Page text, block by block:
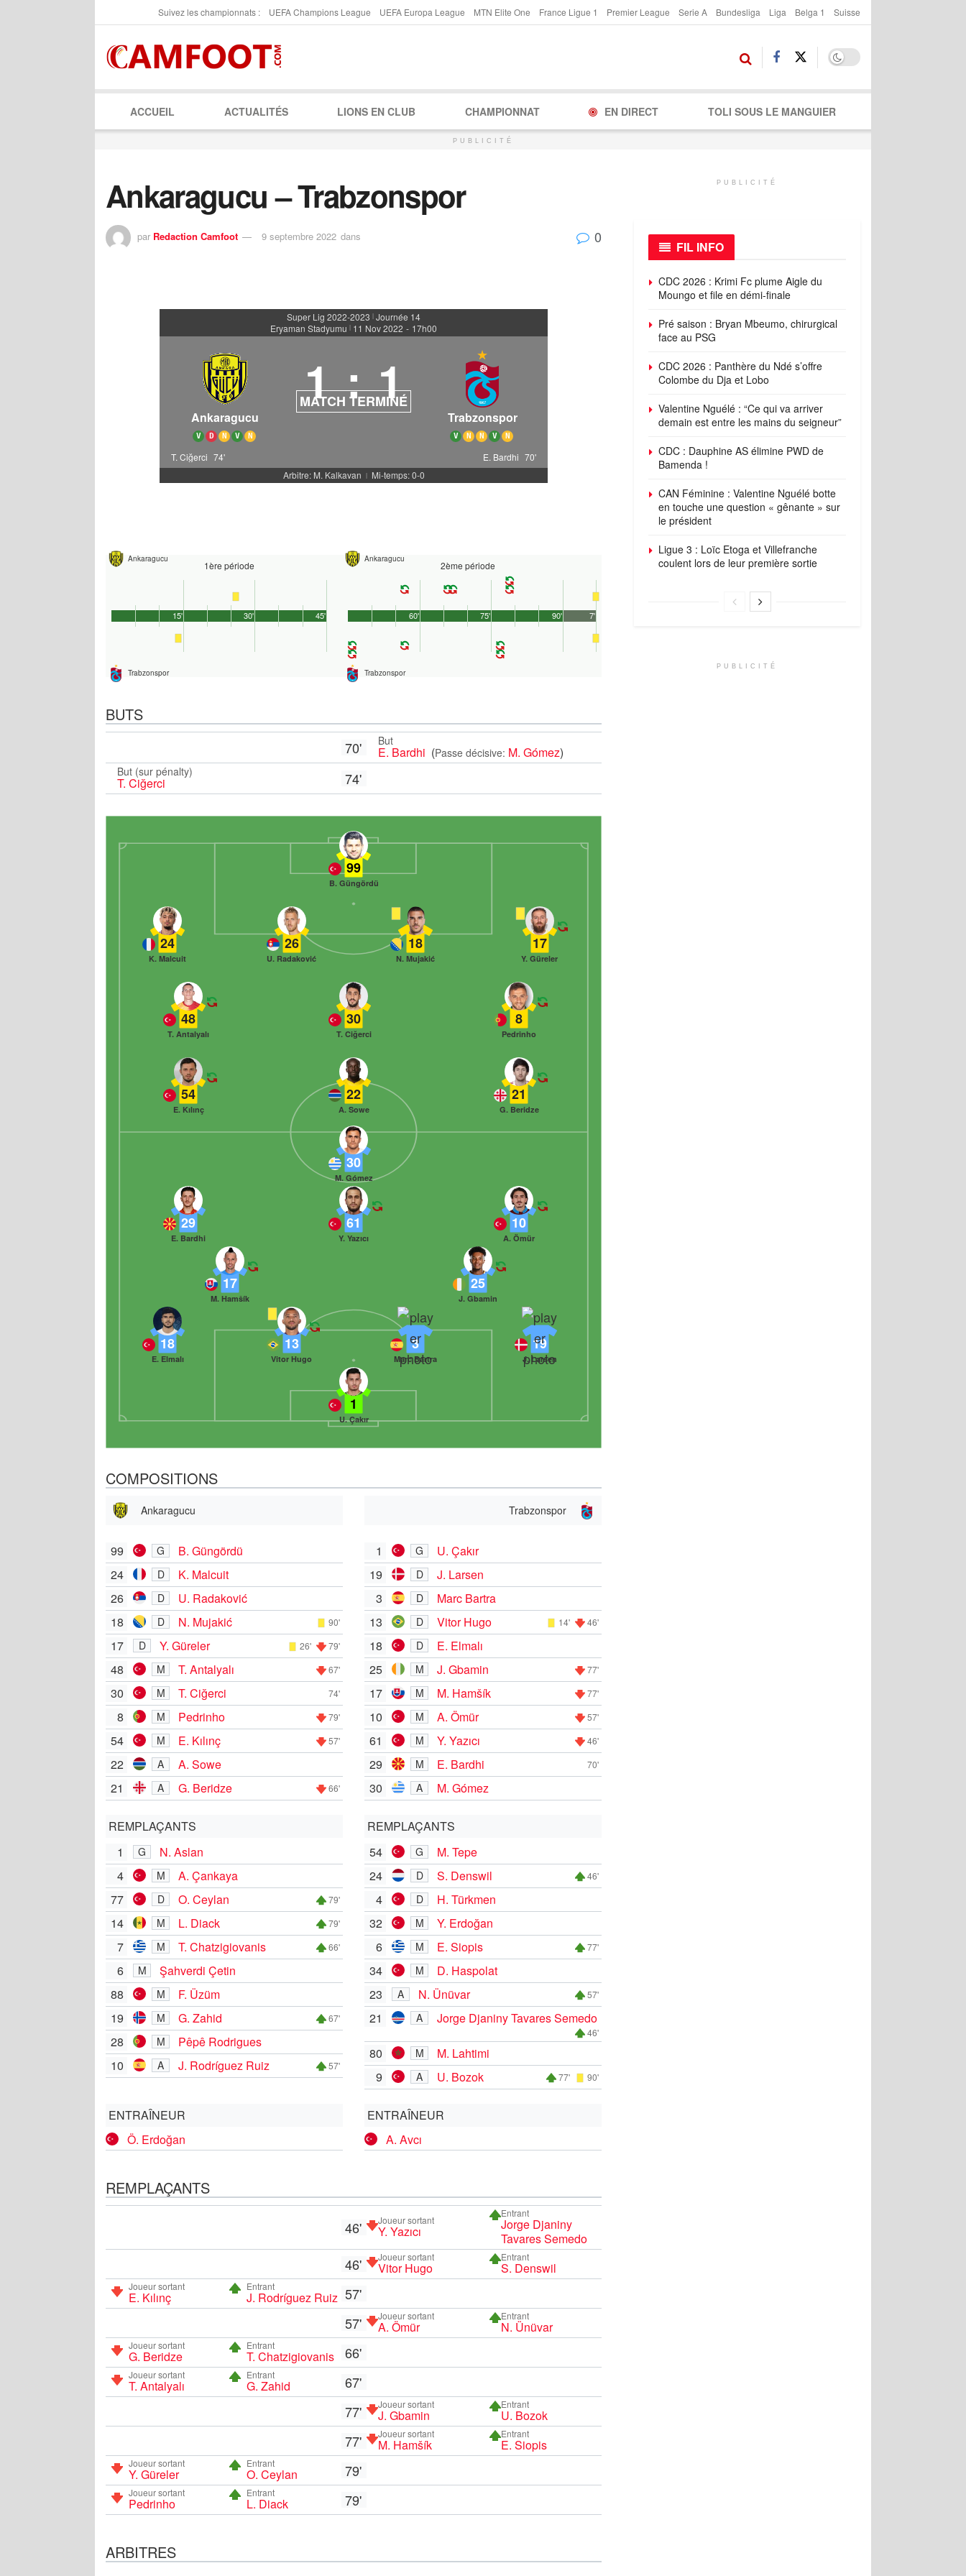
Suivez les championnats : UEFA Champions League UEFA Europa League MTN Elite One France Ligue 1 Premier League Serie A Bundesliga Liga Belga 1 Suisse
ACCUEIL ACTUALITÉS LIONS EN CLUB CHAMPIONNAT EN DIRECT TOLI SOUS LE MANGUIER
PUBLICITÉ
Ankaragucu – Trabzonspor
par Redaction Camfoot 9 septembre 2022 dans 0
Super Lig 2022-2023 | Journée 14
Eryaman Stadyumu | 11 Nov 2022 - 17h00
Ankaragucu
V D N V N
1 : 1
MATCH TERMINÉ
Trabzonspor
V N N V N
T. Ciğerci 74' E. Bardhi 70'
Arbitre: M. Kalkavan
| Mi-temps: 0-0
Ankaragucu
1ère période
Trabzonspor
45'
15' 30'
Ankaragucu
2ème période
Trabzonspor
90'
60' 75' 7'
BUTS
70' But
E. Bardhi (Passe décisive: M. Gómez)
But (sur pénalty)
T. Ciğerci 74'
99
B. Güngördü
17
Y. Güreler
18
N. Mujakić
26
U. Radaković
24
K. Malcuit
8
Pedrinho
30
T. Ciğerci
48
T. Antalyalı
21
G. Beridze
22
A. Sowe
54
E. Kılınç
1
U. Çakır
18
E. Elmalı
13
Vitor Hugo
3
Marc Bartra
19
J. Larsen
17
M. Hamšík
25
J. Gbamin
29
E. Bardhi
61
Y. Yazıcı
10
A. Ömür
30
M. Gómez
COMPOSITIONS
Ankaragucu
99 G
B. Güngördü
24
D
K. Malcuit
26
D
U. Radaković
18
D N. Mujakić 90'
17 D Y. Güreler 26' 79'
48 M T. Antalyalı 67'
30 M T. Ciğerci 74'
8 M Pedrinho 79'
54 M E. Kılınç 57'
22 A
A. Sowe
21
A G. Beridze 66'
REMPLAÇANTS
1
G
N. Aslan
4
M
A. Çankaya
77
D O. Ceylan 79'
14 M L. Diack 79'
7 M T. Chatzigiovanis 66'
6 M
Şahverdi Çetin
88
M
F. Üzüm
19
M G. Zahid 67'
28 M
Pêpê Rodrigues
10
A J. Rodríguez Ruiz 57'
ENTRAÎNEUR
Ö. Erdoğan
Trabzonspor
1 G
U. Çakır
19
D
J. Larsen
3
D
Marc Bartra
13
D Vitor Hugo 14' 46'
18 D
E. Elmalı
25
M J. Gbamin 77'
17 M M. Hamšík 77'
10 M A. Ömür 57'
61 M Y. Yazıcı 46'
29 M E. Bardhi 70'
30 A M. Gómez
REMPLAÇANTS
54
G
M. Tepe
24
D S. Denswil 46'
4 D
H. Türkmen
32
M
Y. Erdoğan
6
M E. Siopis 77'
34 M
D. Haspolat
23
A N. Ünüvar 57'
21 A Jorge Djaniny Tavares Semedo
46'
80 M
M. Lahtimi
9
A U. Bozok 77' 90'
ENTRAÎNEUR
A. Avcı
REMPLAÇANTS
46' Joueur sortant
Y. Yazıcı
Entrant
Jorge Djaniny
Tavares Semedo
46' Joueur sortant
Vitor Hugo
Entrant
S. Denswil
Joueur sortant
E. Kılınç
Entrant
J. Rodríguez Ruiz 57'
57'
Joueur sortant
A. Ömür
Entrant
N. Ünüvar
Joueur sortant
G. Beridze
Entrant
T. Chatzigiovanis 66'
Joueur sortant
T. Antalyalı
Entrant
G. Zahid
67'
77'
Joueur sortant
J. Gbamin
Entrant
U. Bozok
77' Joueur sortant
M. Hamšík
Entrant
E. Siopis
Joueur sortant
Y. Güreler
Entrant
O. Ceylan 79'
Joueur sortant
Pedrinho
Entrant
L. Diack 79'
ARBITRES
PUBLICITÉ
FIL INFO
CDC 2026 : Krimi Fc plume Aigle du
Moungo et file en démi-finale
Pré saison : Bryan Mbeumo, chirurgical
face au PSG
CDC 2026 : Panthère du Ndé s’offre
Colombe du Dja et Lobo
Valentine Nguélé : “Ce qui va arriver
demain est entre les mains du seigneur”
CDC : Dauphine AS élimine PWD de
Bamenda !
CAN Féminine : Valentine Nguélé botte
en touche une question « gênante » sur
le président
Ligue 3 : Loïc Etoga et Villefranche
coulent lors de leur première sortie
PUBLICITÉ